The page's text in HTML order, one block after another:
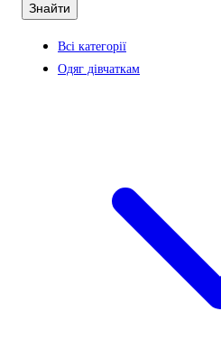
Знайти
Всі категорії
Одяг дівчаткам